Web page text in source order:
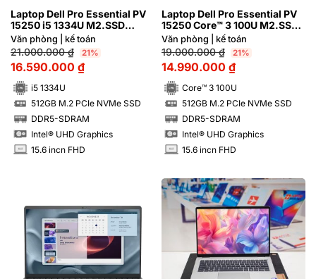
Laptop Dell Pro Essential PV
15250 i5 1334U M2.SSD
512GB FHD 120Hz/Ubuntu
Văn phòng | kế toán
21.000.000₫ 21%
16.590.000 ₫
i5 1334U
SSD 512GB M.2 PCIe NVMe SSD
DDR5-SDRAM
Intel® UHD Graphics
INCH 15.6 incn FHD
Laptop Dell Pro Essential PV
15250 Core™ 3 100U M2.SSD
512GB FHD 120Hz/Ubuntu
Văn phòng | kế toán
19.000.000₫ 21%
14.990.000 ₫
Core™ 3 100U
SSD 512GB M.2 PCIe NVMe SSD
DDR5-SDRAM
Intel® UHD Graphics
INCH 15.6 incn FHD